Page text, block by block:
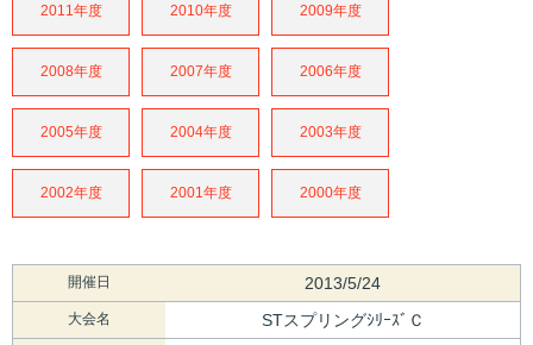
2011年度 2010年度 2009年度
2008年度 2007年度 2006年度
2005年度 2004年度 2003年度
2002年度 2001年度 2000年度
開催日 2013/5/24
大会名 STスプリングｼﾘｰｽﾞＣ